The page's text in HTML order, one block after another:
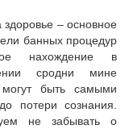
– основное
банных процедур
нахождение в
сродни мине
могут быть самыми
потери сознания.
не забывать о